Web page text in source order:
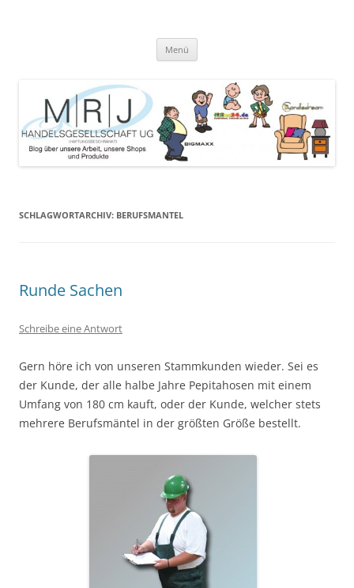
angebotene Produkte
Menü
SCHLAGWORTARCHIV: BERUFSMANTEL
Runde Sachen
Schreibe eine Antwort
Gern höre ich von unseren Stammkunden wieder. Sei es
der Kunde, der alle halbe Jahre Pepitahosen mit einem
Umfang von 180 cm kauft, oder der Kunde, welcher stets
mehrere Berufsmäntel in der größten Größe bestellt.